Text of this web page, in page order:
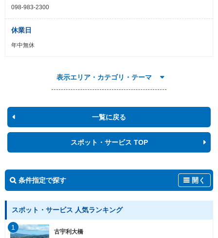
098-983-2300
休業日
年中無休
表示エリア・カテゴリ・テーマ
一覧に戻る
スポット・サービス TOP
条件指定で探す 開く
スポット・サービス 人気ランキング
古宇利大橋
1